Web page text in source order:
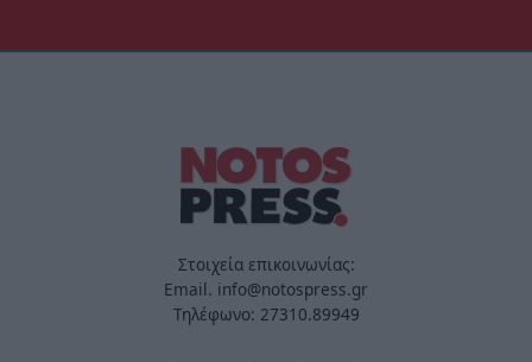
Στοιχεία επικοινωνίας:
Email. info@notospress.gr
Τηλέφωνο: 27310.89949